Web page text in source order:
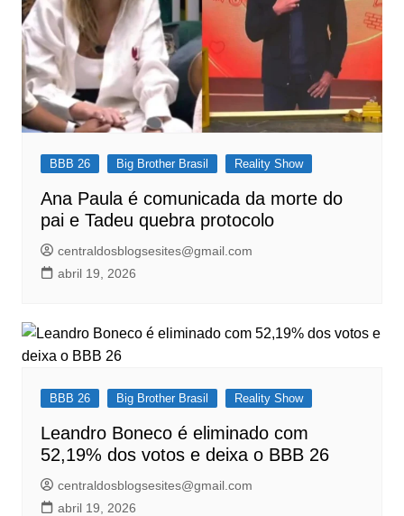
BBB 26 Big Brother Brasil Reality Show
Ana Paula é comunicada da morte do
pai e Tadeu quebra protocolo
centraldosblogsesites@gmail.com
abril 19, 2026
BBB 26 Big Brother Brasil Reality Show
Leandro Boneco é eliminado com
52,19% dos votos e deixa o BBB 26
centraldosblogsesites@gmail.com
abril 19, 2026